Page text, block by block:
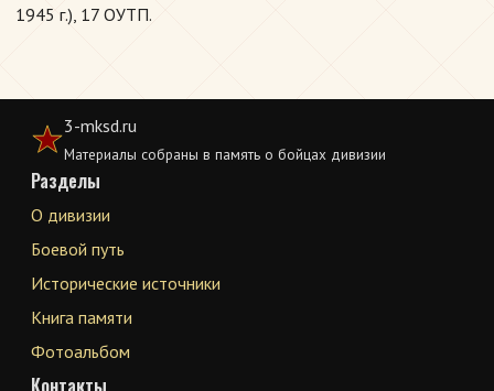
1945 г.), 17 ОУТП.
3-mksd.ru
Материалы собраны в память о бойцах дивизии
Разделы
О дивизии
Боевой путь
Исторические источники
Книга памяти
Фотоальбом
Контакты